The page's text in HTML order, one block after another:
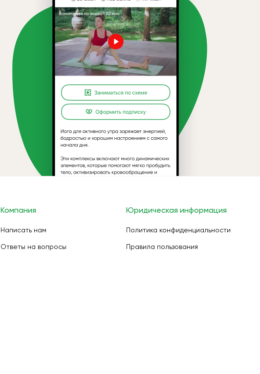
Компания
Написать нам
Ответы на вопросы
Юридическая информация
Политика конфиденциальности
Правила пользования